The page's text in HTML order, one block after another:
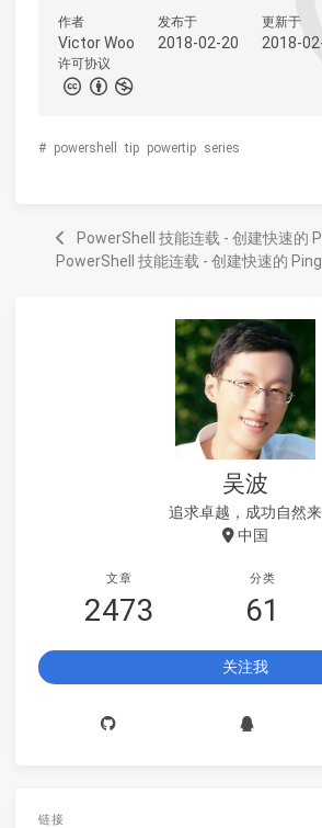
作者
Victor Woo
发布于
2018-02-20
更新于
2018-
许可协议
# powershell tip powertip series
PowerShell 技能连载 - 创建快速的
PowerShell 技能连载 - 创建快速的 Ping
吴波
追求卓越，成功自然来
中国
文章
2473
分类
61
关注我
链接